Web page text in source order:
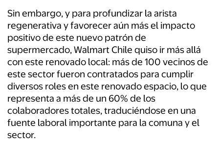
Sin embargo, y para profundizar la arista
regenerativa y favorecer aún más el impacto
positivo de este nuevo patrón de
supermercado, Walmart Chile quiso ir más allá
con este renovado local: más de 100 vecinos de
este sector fueron contratados para cumplir
diversos roles en este renovado espacio, lo que
representa a más de un 60% de los
colaboradores totales, traduciéndose en una
fuente laboral importante para la comuna y el
sector.